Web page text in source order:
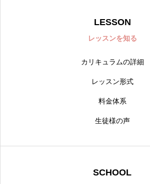
LESSON
レッスンを知る
カリキュラムの詳細
レッスン形式
料金体系
生徒様の声
SCHOOL